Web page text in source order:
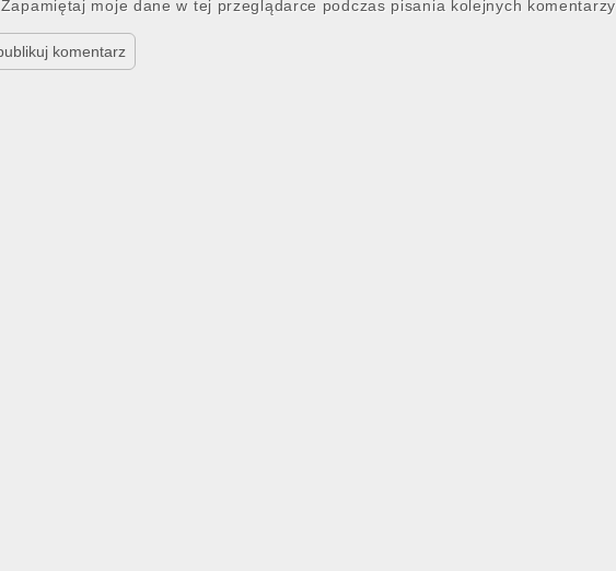
Zapamiętaj moje dane w tej przeglądarce podczas pisania kolejnych komentarzy.